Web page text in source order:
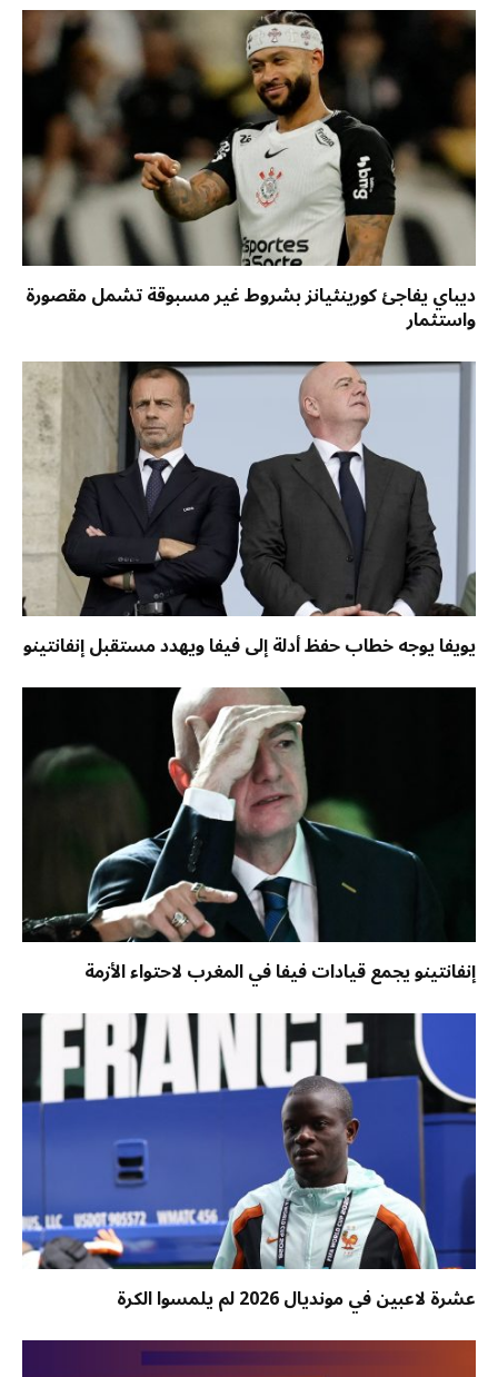
ديباي يفاجئ كورينثيانز بشروط غير مسبوقة تشمل مقصورة
واستثمار
يويفا يوجه خطاب حفظ أدلة إلى فيفا ويهدد مستقبل إنفانتينو
إنفانتينو يجمع قيادات فيفا في المغرب لاحتواء الأزمة
عشرة لاعبين في مونديال 2026 لم يلمسوا الكرة